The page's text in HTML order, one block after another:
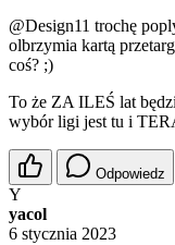
@Design11 trochę
olbrzymia kartą
coś? ;)
To że ZA ILEŚ lat
wybór ligi jest tu i
Odpowiedz
Y
yacol
6 stycznia 2023